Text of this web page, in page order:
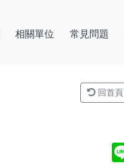
相關單位 常見問題
回首頁